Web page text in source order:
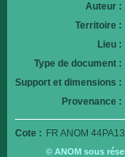
Auteur :
Territoire :
Lieu :
Type de document :
Support et dimensions :
Provenance :
Cote : FR ANOM
© ANOM sous